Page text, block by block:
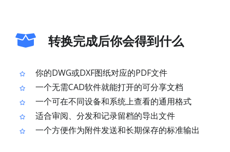
转换完成后你会得到什么
你的DWG或DXF图纸对应的PDF文件
一个无需CAD软件就能打开的可分享文档
一个可在不同设备和系统上查看的通用格式
适合审阅、分发和记录留档的导出文件
一个方便作为附件发送和长期保存的标准输出